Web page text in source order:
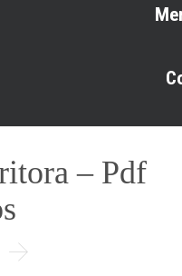
– Pdf
